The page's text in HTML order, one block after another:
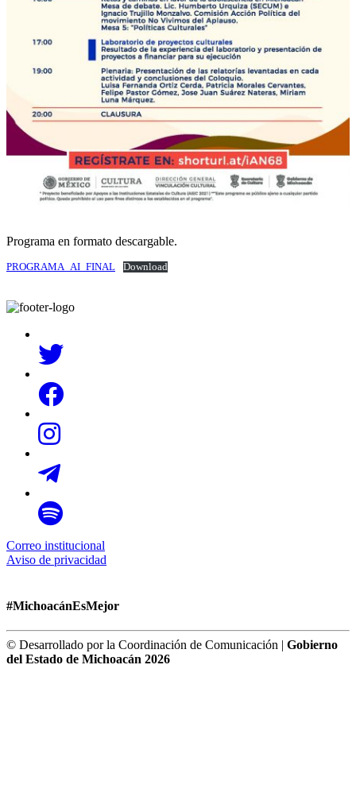
Programa en formato descargable.
PROGRAMA_AI_FINAL Download
Correo institucional
Aviso de privacidad
#MichoacánEsMejor
© Desarrollado por la Coordinación de Comunicación | Gobierno
del Estado de Michoacán 2026